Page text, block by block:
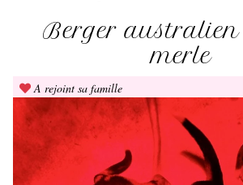
Berger
merle
A rejoint sa famille